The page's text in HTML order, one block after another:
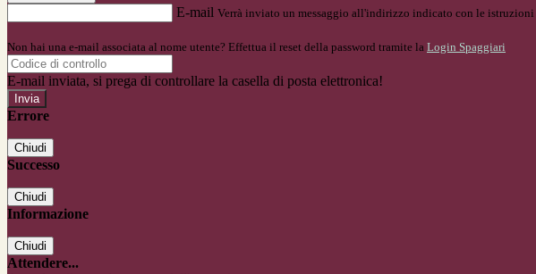
E-mail Verrà inviato un messaggio all'indirizzo indicato con le istruzioni
Non hai una e-mail associata al nome utente? Effettua il reset della password tramite la Login Spaggiari
E-mail inviata, si prega di controllare la casella di posta elettronica!
Errore
Chiudi
Successo
Chiudi
Informazione
Chiudi
Attendere...